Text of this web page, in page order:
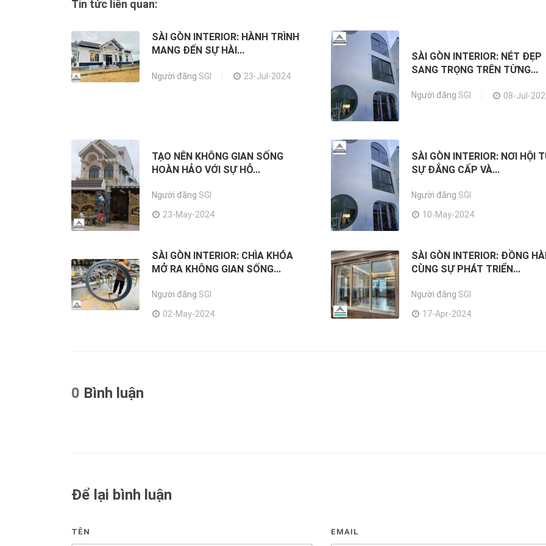
Tin tức liên quan:
SÀI GÒN INTERIOR: HÀNH TRÌNH
MANG ĐẾN SỰ HÀI...
Người đăng SGI 23-Jul-2024
SÀI GÒN INTERIOR: NÉT ĐẸP
SANG TRỌNG TRÊN TỪNG...
Người đăng SGI 08-Jul-
TẠO NÊN KHÔNG GIAN SỐNG
HOÀN HẢO VỚI SỰ HỖ...
Người đăng SGI
23-May-2024
SÀI GÒN INTERIOR: NƠI HỘI
SỰ ĐẲNG CẤP VÀ...
Người đăng SGI
10-May-2024
SÀI GÒN INTERIOR: CHÌA KHÓA
MỞ RA KHÔNG GIAN SỐNG...
Người đăng SGI
02-May-2024
SÀI GÒN INTERIOR: ĐỒNG
CÙNG SỰ PHÁT TRIỂN...
Người đăng SGI
17-Apr-2024
0 Bình luận
Để lại bình luận
TÊN EMAIL